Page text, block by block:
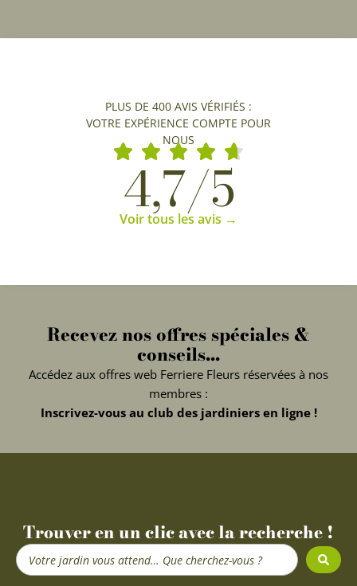
PLUS DE 400 AVIS VÉRIFIÉS :
VOTRE EXPÉRIENCE COMPTE POUR
NOUS
4,7/5
Voir tous les avis →
Recevez nos offres spéciales &
conseils...
Accédez aux offres web Ferriere Fleurs réservées à nos
membres :
Inscrivez-vous au club des jardiniers en ligne !
Trouver en un clic avec la recherche !
Search
...